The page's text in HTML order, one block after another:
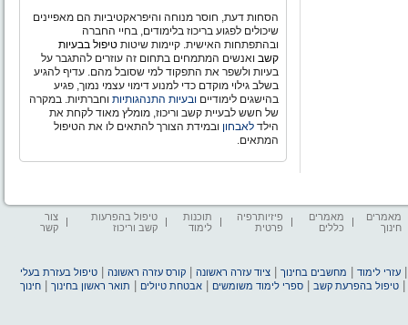
הסחות דעת, חוסר מנוחה והיפראקטיביות הם מאפיינים
שיכולים לפגוע בריכוז בלימודים, בחיי החברה
ובהתפתחות האישית. קיימות שיטות טיפול בבעיות
קשב ואנשים המתמחים בתחום זה עוזרים להתגבר על
בעיות ולשפר את התפקוד למי שסובל מהם. עדיף להגיע
בשלב גילוי מוקדם כדי למנוע דימוי עצמי נמוך, פגיע
בהישגים לימודיים ובעיות התנהגותיות וחברתיות. במקרה
של חשש לבעיית קשב וריכוז, מומלץ מאוד לקחת את
הילד לאבחון ובמידת הצורך להתאים לו את הטיפול
המתאים.
מאמרים
חינוך
מאמרים
כללים
פיזיותרפיה
פרטית
תוכנות
לימוד
טיפול בהפרעות
קשב וריכוז
צור
קשר
עזרי לימוד מחשבים בחינוך |ציוד עזרה ראשונה |קורס עזרה ראשונה |טיפול בעזרת בעלי
|טיפול בהפרעת קשב |ספרי לימוד משומשים |אבטחת טיולים תואר ראשון בחינוך |חינוך